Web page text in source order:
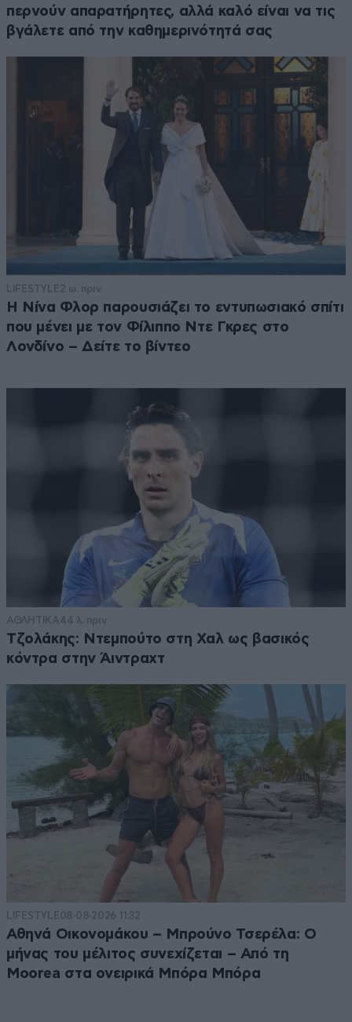
περνούν απαρατήρητες, αλλά καλό είναι να τις
βγάλετε από την καθημερινότητά σας
LIFESTYLE2 ω. πριν
Η Νίνα Φλορ παρουσιάζει το εντυπωσιακό σπίτι
που μένει με τον Φίλιππο Ντε Γκρες στο
Λονδίνο – Δείτε το βίντεο
ΑΘΛΗΤΙΚΑ44 λ. πριν
Τζολάκης: Ντεμπούτο στη Χαλ ως βασικός
κόντρα στην Άιντραχτ
LIFESTYLE08·08·2026 11:32
Αθηνά Οικονομάκου – Μπρούνο Τσερέλα: Ο
μήνας του μέλιτος συνεχίζεται – Από τη
Moorea στα ονειρικά Μπόρα Μπόρα